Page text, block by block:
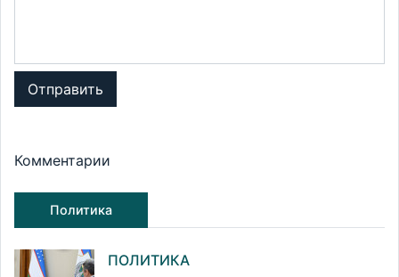
Отправить
Комментарии
Политика
ПОЛИТИКА